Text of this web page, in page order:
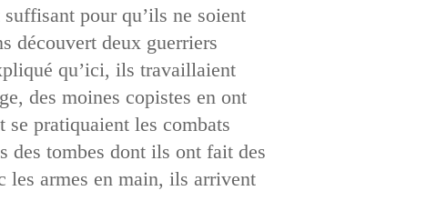
pour qu’ils ne soient
découvert deux guerriers
qu’ici, ils travaillaient
des moines copistes en ont
se pratiquaient les combats
des tombes dont ils ont fait des
les armes en main, ils arrivent